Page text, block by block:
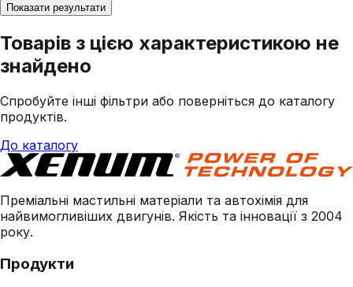
Показати результати
Товарів з цією характеристикою не
знайдено
Спробуйте інші фільтри або поверніться до каталогу
продуктів.
До каталогу
Преміальні мастильні матеріали та автохімія для
найвимогливіших двигунів. Якість та інновації з 2004
року.
Продукти